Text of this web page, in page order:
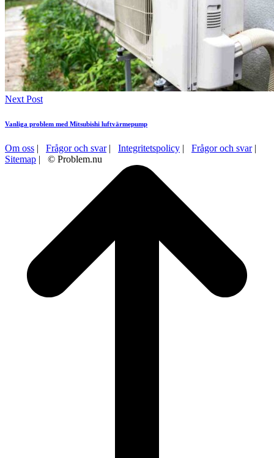
Next Post
Vanliga problem med Mitsubishi luftvärmepump
Om oss | Frågor och svar| Integritetspolicy | Frågor och svar|
Sitemap | © Problem.nu